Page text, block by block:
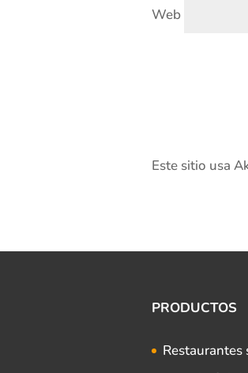
Web
Este sitio usa
PRODUCTOS
Restaurantes